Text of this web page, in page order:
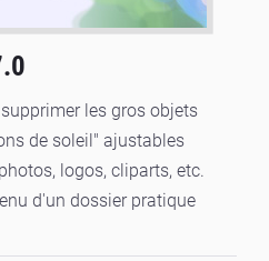
les gros objets
de soleil" ajustables
logos, cliparts, etc.
d'un dossier pratique